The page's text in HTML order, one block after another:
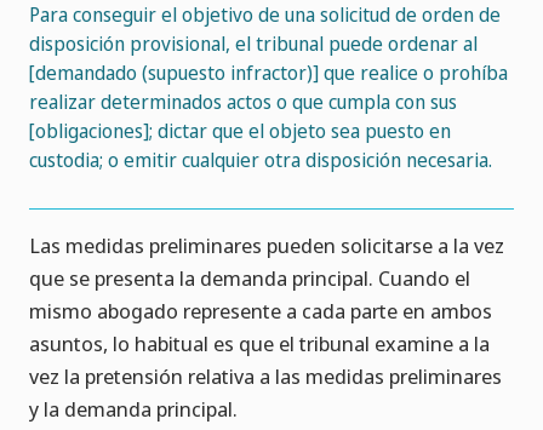
Para conseguir el objetivo de una solicitud de orden de
disposición provisional, el tribunal puede ordenar al
[demandado (supuesto infractor)] que realice o prohíba
realizar determinados actos o que cumpla con sus
[obligaciones]; dictar que el objeto sea puesto en
custodia; o emitir cualquier otra disposición necesaria.
Las medidas preliminares pueden solicitarse a la vez
que se presenta la demanda principal. Cuando el
mismo abogado represente a cada parte en ambos
asuntos, lo habitual es que el tribunal examine a la
vez la pretensión relativa a las medidas preliminares
y la demanda principal.